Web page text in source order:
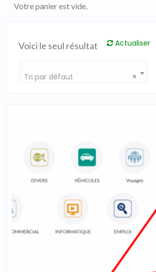
Votre panier est vide.
Voici le seul résultat Actualiser
×
Tri par défaut